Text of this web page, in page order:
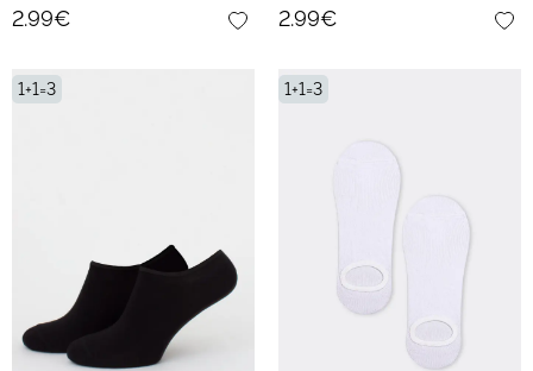
2.99€ 2.99€
1+1=3 1+1=3